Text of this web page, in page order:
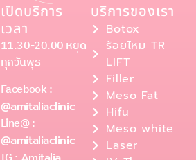
เปิดบริการ
เวลา
11.30-20.00 หยุด
ทุกวันพุธ
Facebook :
@amitaliaclinic
Line@ :
@amitaliaclinic
บริการของเรา
Botox
ร้อยไหม TR
LIFT
Filler
Meso Fat
Hifu
Meso white
Laser